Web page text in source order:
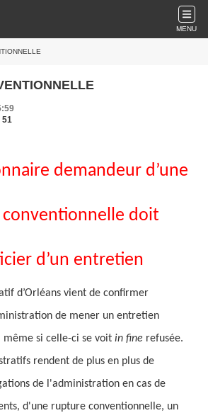
MENU
51
demandeur d’une
doit
d’un entretien
d’Orléans vient de confirmer
de mener un entretien
si celle-ci se voit in fine refusée.
rendent de plus en plus de
de l'administration en cas de
d'une rupture conventionnelle, un